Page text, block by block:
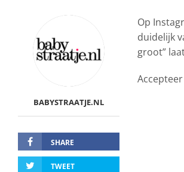
BABYSTRAATJE.NL
SHARE
TWEET
Op
duidelijk
groot”
Accepteer